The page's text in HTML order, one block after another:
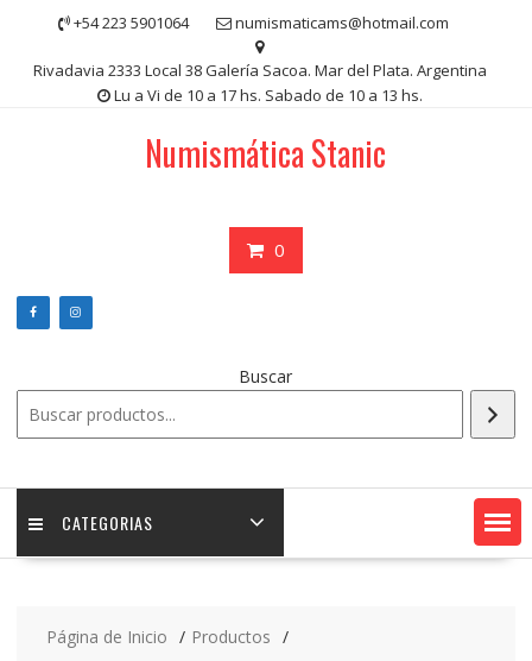
contenido
+54 223 5901064 numismaticams@hotmail.com
Rivadavia 2333 Local 38 Galería Sacoa. Mar del Plata. Argentina
Lu a Vi de 10 a 17 hs. Sabado de 10 a 13 hs.
Numismática Stanic
0
Buscar
CATEGORIAS
Página de Inicio
Productos